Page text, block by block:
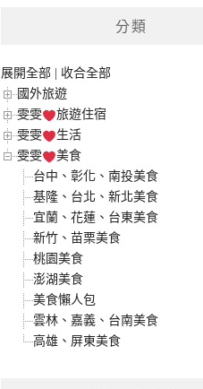
分類
展開全部
收合全部
國外旅遊
雯雯
旅遊住宿
雯雯
生活
雯雯
美食
台中、彰化、南投美食
基隆、台北、新北美食
宜蘭、花蓮、台東美食
新竹、苗栗美食
桃園美食
澎湖美食
美食懶人包
雲林、嘉義、台南美食
高雄、屏東美食